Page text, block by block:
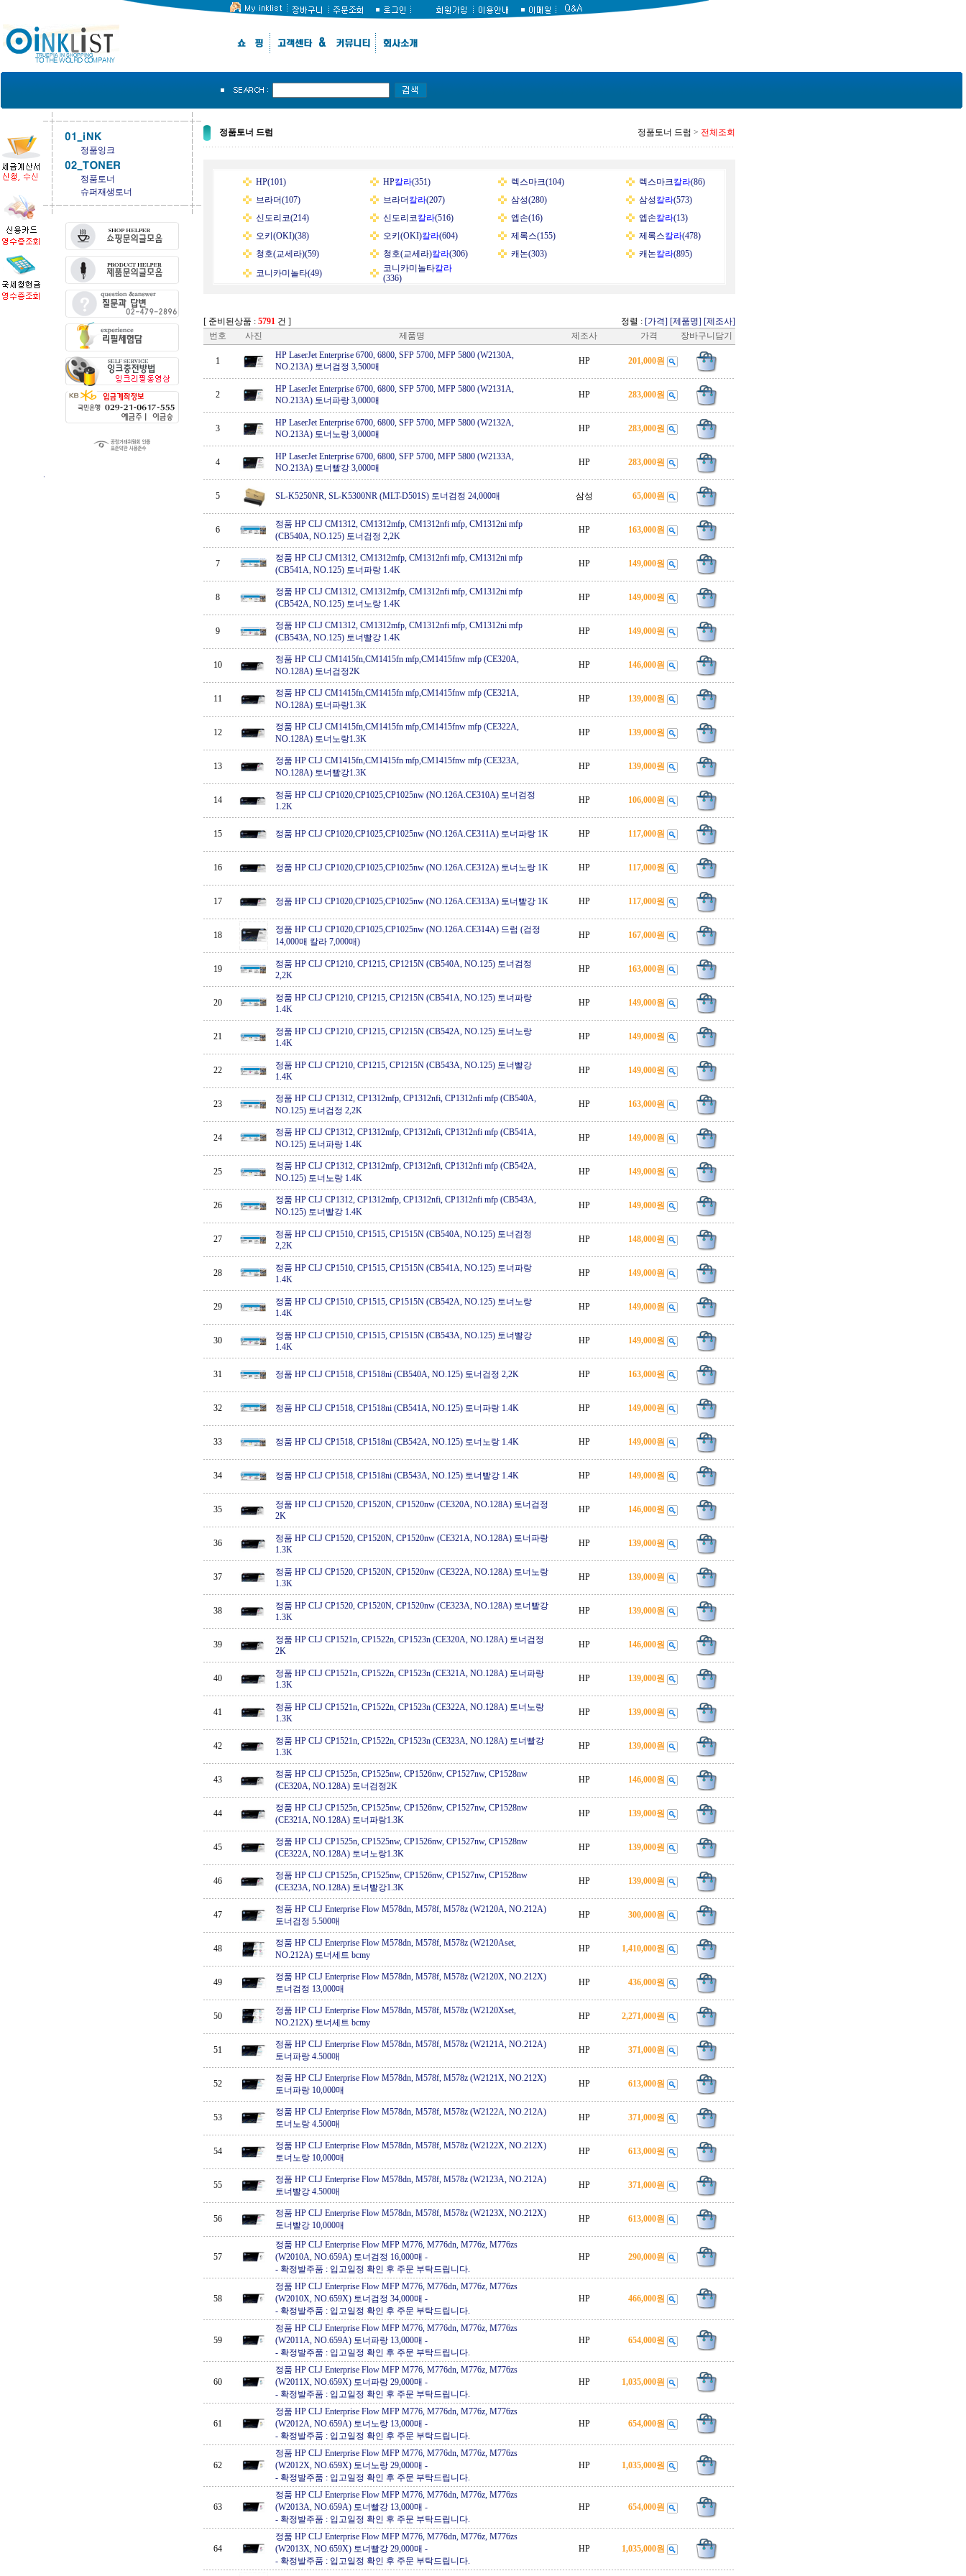
정품잉크
정품토너
슈퍼재생토너
.
정품토너 드럼 정품토너 드럼 > 전체조회
HP(101) HP칼라(351) 렉스마크(104) 렉스마크칼라(86)
브라더(107)
브라더 칼라(207) 삼성(280) 삼성칼라(573)
신도리코(214)
신도리코칼라(516) 엡손(16) 엡손칼라(13)
오키(OKI)(38)
오키(OKI)칼라(604) 제록스(155) 제록스칼라(478)
청호(교세라)(59)
청호(교세라)칼라(306) 캐논(303) 캐논칼라(895)
코니카미놀타(49)
코니카미놀타칼라
(336)
[ 준비된상품 : 5791 건 ] 정렬 : [가격] [제품명] [제조사]
번호
사진 제품명 제조사 가격 장바구니담기
1
HP LaserJet Enterprise 6700, 6800, SFP 5700, MFP 5800 (W2130A,
NO.213A) 토너검정 3,500매
HP 201,000원
2
HP LaserJet Enterprise 6700, 6800, SFP 5700, MFP 5800 (W2131A,
NO.213A) 토너파랑 3,000매
HP 283,000원
3
HP LaserJet Enterprise 6700, 6800, SFP 5700, MFP 5800 (W2132A,
NO.213A) 토너노랑 3,000매
HP 283,000원
4
HP LaserJet Enterprise 6700, 6800, SFP 5700, MFP 5800 (W2133A,
NO.213A) 토너빨강 3,000매
HP 283,000원
5 SL-K5250NR, SL-K5300NR (MLT-D501S) 토너검정 24,000매 삼성 65,000원
6
정품 HP CLJ CM1312, CM1312mfp, CM1312nfi mfp, CM1312ni mfp
(CB540A, NO.125) 토너검정 2,2K
HP 163,000원
7
정품 HP CLJ CM1312, CM1312mfp, CM1312nfi mfp, CM1312ni mfp
(CB541A, NO.125) 토너파랑 1.4K
HP 149,000원
8
정품 HP CLJ CM1312, CM1312mfp, CM1312nfi mfp, CM1312ni mfp
(CB542A, NO.125) 토너노랑 1.4K
HP 149,000원
9
정품 HP CLJ CM1312, CM1312mfp, CM1312nfi mfp, CM1312ni mfp
(CB543A, NO.125) 토너빨강 1.4K
HP 149,000원
10
정품 HP CLJ CM1415fn,CM1415fn mfp,CM1415fnw mfp (CE320A,
NO.128A) 토너검정2K
HP 146,000원
11
정품 HP CLJ CM1415fn,CM1415fn mfp,CM1415fnw mfp (CE321A,
NO.128A) 토너파랑1.3K
HP 139,000원
12
정품 HP CLJ CM1415fn,CM1415fn mfp,CM1415fnw mfp (CE322A,
NO.128A) 토너노랑1.3K
HP 139,000원
13
정품 HP CLJ CM1415fn,CM1415fn mfp,CM1415fnw mfp (CE323A,
NO.128A) 토너빨강1.3K
HP 139,000원
14
정품 HP CLJ CP1020,CP1025,CP1025nw (NO.126A.CE310A) 토너검정
1.2K
HP 106,000원
15 정품 HP CLJ CP1020,CP1025,CP1025nw (NO.126A.CE311A) 토너파랑 1K HP 117,000원
16 정품 HP CLJ CP1020,CP1025,CP1025nw (NO.126A.CE312A) 토너노랑 1K HP 117,000원
17 정품 HP CLJ CP1020,CP1025,CP1025nw (NO.126A.CE313A) 토너빨강 1K HP 117,000원
18
정품 HP CLJ CP1020,CP1025,CP1025nw (NO.126A.CE314A) 드럼 (검정
14,000매 칼라 7,000매)
HP 167,000원
19
정품 HP CLJ CP1210, CP1215, CP1215N (CB540A, NO.125) 토너검정
2,2K
HP 163,000원
20
정품 HP CLJ CP1210, CP1215, CP1215N (CB541A, NO.125) 토너파랑
1.4K
HP 149,000원
21
정품 HP CLJ CP1210, CP1215, CP1215N (CB542A, NO.125) 토너노랑
1.4K
HP 149,000원
22
정품 HP CLJ CP1210, CP1215, CP1215N (CB543A, NO.125) 토너빨강
1.4K
HP 149,000원
23
정품 HP CLJ CP1312, CP1312mfp, CP1312nfi, CP1312nfi mfp (CB540A,
NO.125) 토너검정 2,2K
HP 163,000원
24
정품 HP CLJ CP1312, CP1312mfp, CP1312nfi, CP1312nfi mfp (CB541A,
NO.125) 토너파랑 1.4K
HP 149,000원
25
정품 HP CLJ CP1312, CP1312mfp, CP1312nfi, CP1312nfi mfp (CB542A,
NO.125) 토너노랑 1.4K
HP 149,000원
26
정품 HP CLJ CP1312, CP1312mfp, CP1312nfi, CP1312nfi mfp (CB543A,
NO.125) 토너빨강 1.4K
HP 149,000원
27
정품 HP CLJ CP1510, CP1515, CP1515N (CB540A, NO.125) 토너검정
2,2K
HP 148,000원
28
정품 HP CLJ CP1510, CP1515, CP1515N (CB541A, NO.125) 토너파랑
1.4K
HP 149,000원
29
정품 HP CLJ CP1510, CP1515, CP1515N (CB542A, NO.125) 토너노랑
1.4K
HP 149,000원
30
정품 HP CLJ CP1510, CP1515, CP1515N (CB543A, NO.125) 토너빨강
1.4K
HP 149,000원
31 정품 HP CLJ CP1518, CP1518ni (CB540A, NO.125) 토너검정 2,2K HP 163,000원
32 정품 HP CLJ CP1518, CP1518ni (CB541A, NO.125) 토너파랑 1.4K HP 149,000원
33 정품 HP CLJ CP1518, CP1518ni (CB542A, NO.125) 토너노랑 1.4K HP 149,000원
34 정품 HP CLJ CP1518, CP1518ni (CB543A, NO.125) 토너빨강 1.4K HP 149,000원
35
정품 HP CLJ CP1520, CP1520N, CP1520nw (CE320A, NO.128A) 토너검정
2K
HP 146,000원
36
정품 HP CLJ CP1520, CP1520N, CP1520nw (CE321A, NO.128A) 토너파랑
1.3K
HP 139,000원
37
정품 HP CLJ CP1520, CP1520N, CP1520nw (CE322A, NO.128A) 토너노랑
1.3K
HP 139,000원
38
정품 HP CLJ CP1520, CP1520N, CP1520nw (CE323A, NO.128A) 토너빨강
1.3K
HP 139,000원
39
정품 HP CLJ CP1521n, CP1522n, CP1523n (CE320A, NO.128A) 토너검정
2K
HP 146,000원
40
정품 HP CLJ CP1521n, CP1522n, CP1523n (CE321A, NO.128A) 토너파랑
1.3K
HP 139,000원
41
정품 HP CLJ CP1521n, CP1522n, CP1523n (CE322A, NO.128A) 토너노랑
1.3K
HP 139,000원
42
정품 HP CLJ CP1521n, CP1522n, CP1523n (CE323A, NO.128A) 토너빨강
1.3K
HP 139,000원
43
정품 HP CLJ CP1525n, CP1525nw, CP1526nw, CP1527nw, CP1528nw
(CE320A, NO.128A) 토너검정2K
HP 146,000원
44
정품 HP CLJ CP1525n, CP1525nw, CP1526nw, CP1527nw, CP1528nw
(CE321A, NO.128A) 토너파랑1.3K
HP 139,000원
45
정품 HP CLJ CP1525n, CP1525nw, CP1526nw, CP1527nw, CP1528nw
(CE322A, NO.128A) 토너노랑1.3K
HP 139,000원
46
정품 HP CLJ CP1525n, CP1525nw, CP1526nw, CP1527nw, CP1528nw
(CE323A, NO.128A) 토너빨강1.3K
HP 139,000원
47
정품 HP CLJ Enterprise Flow M578dn, M578f, M578z (W2120A, NO.212A)
토너검정 5.500매
HP 300,000원
48
정품 HP CLJ Enterprise Flow M578dn, M578f, M578z (W2120Aset,
NO.212A) 토너세트 bcmy
HP 1,410,000원
49
정품 HP CLJ Enterprise Flow M578dn, M578f, M578z (W2120X, NO.212X)
토너검정 13,000매
HP 436,000원
50
정품 HP CLJ Enterprise Flow M578dn, M578f, M578z (W2120Xset,
NO.212X) 토너세트 bcmy
HP 2,271,000원
51
정품 HP CLJ Enterprise Flow M578dn, M578f, M578z (W2121A, NO.212A)
토너파랑 4.500매
HP 371,000원
52
정품 HP CLJ Enterprise Flow M578dn, M578f, M578z (W2121X, NO.212X)
토너파랑 10,000매
HP 613,000원
53
정품 HP CLJ Enterprise Flow M578dn, M578f, M578z (W2122A, NO.212A)
토너노랑 4.500매
HP 371,000원
54
정품 HP CLJ Enterprise Flow M578dn, M578f, M578z (W2122X, NO.212X)
토너노랑 10,000매
HP 613,000원
55
정품 HP CLJ Enterprise Flow M578dn, M578f, M578z (W2123A, NO.212A)
토너빨강 4.500매
HP 371,000원
56
정품 HP CLJ Enterprise Flow M578dn, M578f, M578z (W2123X, NO.212X)
토너빨강 10,000매
HP 613,000원
57
정품 HP CLJ Enterprise Flow MFP M776, M776dn, M776z, M776zs
(W2010A, NO.659A) 토너검정 16,000매 -
- 확정발주품 : 입고일정 확인 후 주문 부탁드립니다.
HP 290,000원
58
정품 HP CLJ Enterprise Flow MFP M776, M776dn, M776z, M776zs
(W2010X, NO.659X) 토너검정 34,000매 -
- 확정발주품 : 입고일정 확인 후 주문 부탁드립니다.
HP 466,000원
59
정품 HP CLJ Enterprise Flow MFP M776, M776dn, M776z, M776zs
(W2011A, NO.659A) 토너파랑 13,000매 -
- 확정발주품 : 입고일정 확인 후 주문 부탁드립니다.
HP 654,000원
60
정품 HP CLJ Enterprise Flow MFP M776, M776dn, M776z, M776zs
(W2011X, NO.659X) 토너파랑 29,000매 -
- 확정발주품 : 입고일정 확인 후 주문 부탁드립니다.
HP 1,035,000원
61
정품 HP CLJ Enterprise Flow MFP M776, M776dn, M776z, M776zs
(W2012A, NO.659A) 토너노랑 13,000매 -
- 확정발주품 : 입고일정 확인 후 주문 부탁드립니다.
HP 654,000원
62
정품 HP CLJ Enterprise Flow MFP M776, M776dn, M776z, M776zs
(W2012X, NO.659X) 토너노랑 29,000매 -
- 확정발주품 : 입고일정 확인 후 주문 부탁드립니다.
HP 1,035,000원
63
정품 HP CLJ Enterprise Flow MFP M776, M776dn, M776z, M776zs
(W2013A, NO.659A) 토너빨강 13,000매 -
- 확정발주품 : 입고일정 확인 후 주문 부탁드립니다.
HP 654,000원
64
정품 HP CLJ Enterprise Flow MFP M776, M776dn, M776z, M776zs
(W2013X, NO.659X) 토너빨강 29,000매 -
- 확정발주품 : 입고일정 확인 후 주문 부탁드립니다.
HP 1,035,000원